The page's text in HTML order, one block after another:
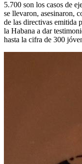
5.700 son los casos de
se llevaron, asesinaron,
de las directivas emitida
la Habana a dar
hasta la cifra de 300